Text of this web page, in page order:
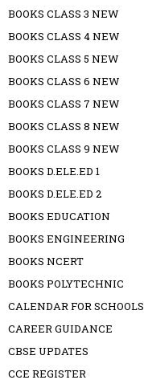
BOOKS CLASS 3 NEW
BOOKS CLASS 4 NEW
BOOKS CLASS 5 NEW
BOOKS CLASS 6 NEW
BOOKS CLASS 7 NEW
BOOKS CLASS 8 NEW
BOOKS CLASS 9 NEW
BOOKS D.ELE.ED 1
BOOKS D.ELE.ED 2
BOOKS EDUCATION
BOOKS ENGINEERING
BOOKS NCERT
BOOKS POLYTECHNIC
CALENDAR FOR SCHOOLS
CAREER GUIDANCE
CBSE UPDATES
CCE REGISTER